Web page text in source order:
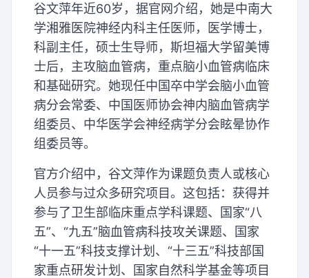
谷文萍年近60岁，据官网介绍，她是中南大
学湘雅医院神经内科主任医师，医学博士，
科副主任，硕士生导师，斯坦福大学留美博
士后，主攻脑血管病，重点脑小血管病临床
和基础研究。她现任中国卒中学会脑小血管
病分会常委、中国医师协会神内脑血管病学
组委员、中华医学会神经病学分会眩晕协作
组委员等。
官方介绍中，谷文萍作为课题负责人或核心
人员参与过众多研究项目。这包括：获得并
参与了卫生部临床重点学科课题、国家“八
五”、“九五”脑血管病科技攻关课题、国家
“十一五”科技支撑计划、“十三五”科技部国
家重点研发计划、国家自然科学基金等项目